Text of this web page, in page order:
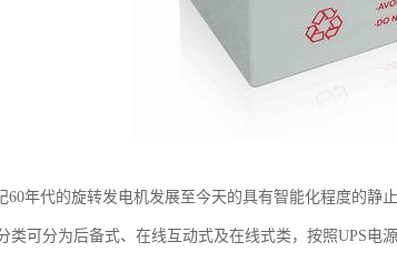
60年代的旋转发电机发展至今天的具有智能化程度的静
类可分为后备式、在线互动式及在线式类，按照UPS电